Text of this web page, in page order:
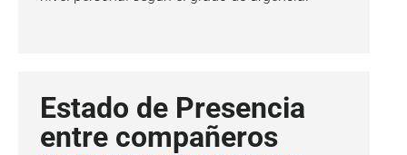
Estado de Presencia
entre compañeros